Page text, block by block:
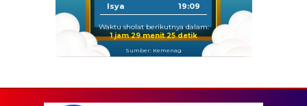
Isya 19:09
Waktu sholat berikutnya dalam:
1 jam 29 menit 24 detik
Sumber: Kemenag